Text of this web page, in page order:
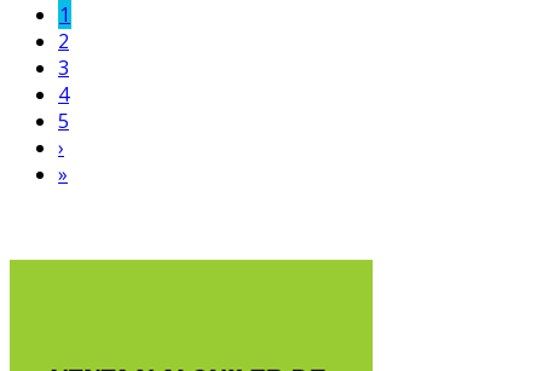
1
2
3
4
5
›
»